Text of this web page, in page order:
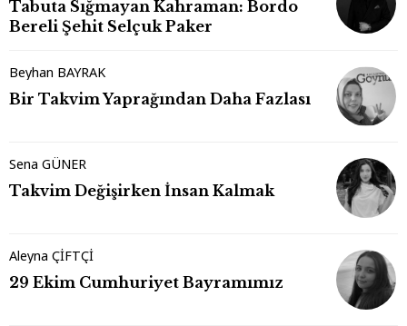
Tabuta Sığmayan Kahraman: Bordo
Bereli Şehit Selçuk Paker
Beyhan BAYRAK
Bir Takvim Yaprağından Daha Fazlası
Sena GÜNER
Takvim Değişirken İnsan Kalmak
Aleyna ÇİFTÇİ
29 Ekim Cumhuriyet Bayramımız